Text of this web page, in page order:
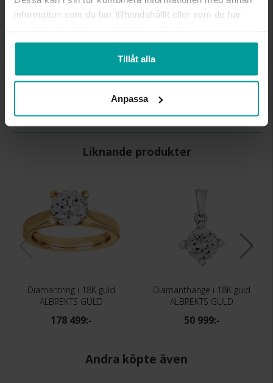
information som du har tillhandahållit eller som de har
Tillåt alla
Anpassa
ÄDELMETALL
18K Gold
STEN/PÄRLA
Diamant
DIAMANTSLIPNING
Briljant
Wesselton (H)
DIAMANTKLARHET
P
VIKT CA (GRAM)
7,65
4-prong brilliant
TOTAL CARAT
2.00
Liknande produkter
Diamantring i 18K guld
ALBREKTS GULD
178 499:-
Diamanthänge i 18K guld
ALBREKTS GULD
50 999:-
Andra köpte även